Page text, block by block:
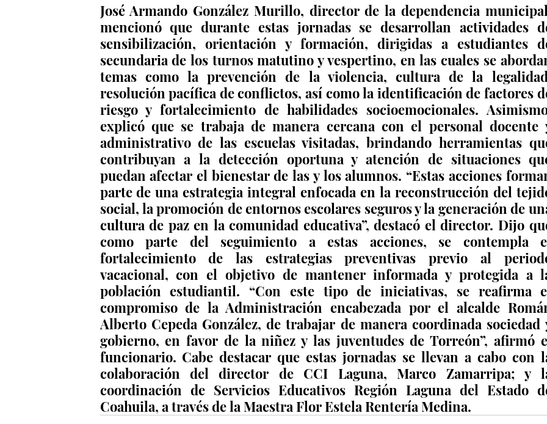
José Armando González Murillo, director de la dependencia
mencionó que durante estas jornadas se desarrollan actividades
sensibilización, orientación y formación, dirigidas a estudiantes
secundaria de los turnos matutino y vespertino, en las cuales se
temas como la prevención de la violencia, cultura de la
resolución pacífica de conflictos, así como la identificación de factores
riesgo y fortalecimiento de habilidades socioemocionales.
explicó que se trabaja de manera cercana con el personal docente
administrativo de las escuelas visitadas, brindando herramientas
contribuyan a la detección oportuna y atención de situaciones
puedan afectar el bienestar de las y los alumnos. “Estas acciones
parte de una estrategia integral enfocada en la reconstrucción del
social, la promoción de entornos escolares seguros y la generación de
cultura de paz en la comunidad educativa”, destacó el director. Dijo
como parte del seguimiento a estas acciones, se contempla
fortalecimiento de las estrategias preventivas previo al
vacacional, con el objetivo de mantener informada y protegida a
población estudiantil. “Con este tipo de iniciativas, se reafirma
compromiso de la Administración encabezada por el alcalde
Alberto Cepeda González, de trabajar de manera coordinada sociedad
gobierno, en favor de la niñez y las juventudes de Torreón”, afirmó
funcionario. Cabe destacar que estas jornadas se llevan a cabo con
colaboración del director de CCI Laguna, Marco Zamarripa; y
coordinación de Servicios Educativos Región Laguna del Estado
Coahuila, a través de la Maestra Flor Estela Rentería Medina.